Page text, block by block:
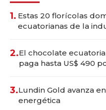
1. Estas 20 florícolas
ecuatorianas de la
2.El chocolate
paga hasta US$ 490
3.Lundin Gold avanza
energética